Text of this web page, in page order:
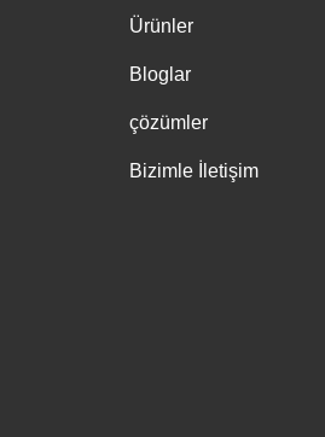
Ürünler
Bloglar
çözümler
Bizimle İletişim